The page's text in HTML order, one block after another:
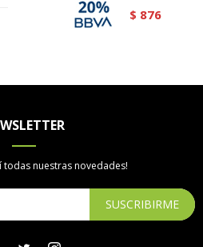
$ 876
todas nuestras novedades!
SUSCRIBIRME